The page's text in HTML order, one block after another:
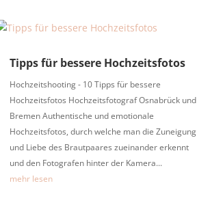
Tipps für bessere Hochzeitsfotos
Hochzeitshooting - 10 Tipps für bessere
Hochzeitsfotos Hochzeitsfotograf Osnabrück und
Bremen Authentische und emotionale
Hochzeitsfotos, durch welche man die Zuneigung
und Liebe des Brautpaares zueinander erkennt
und den Fotografen hinter der Kamera...
mehr lesen